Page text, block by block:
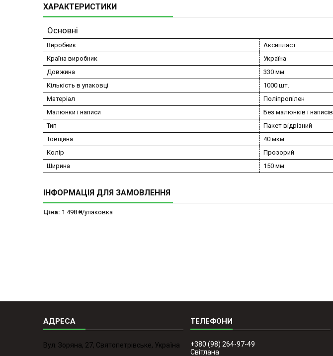
ХАРАКТЕРИСТИКИ
Основні
Виробник
Аксипласт
Країна виробник
Україна
Довжина
330 мм
Кількість в упаковці
1000 шт.
Матеріал
Поліпропілен
Малюнки і написи
Без малюнків і написів
Тип
Пакет відрізний
Товщина
40 мкм
Колір
Прозорий
Ширина
150 мм
ІНФОРМАЦІЯ ДЛЯ ЗАМОВЛЕННЯ
Ціна: 1 498 ₴/упаковка
Вул. Зоряна, 27, Святопетрівське, Україна
+380 (98) 264-97-49
Світлана